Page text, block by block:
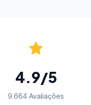
4.9/5
9.664 Avaliações